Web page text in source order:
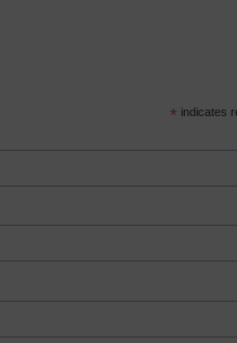
* indicates